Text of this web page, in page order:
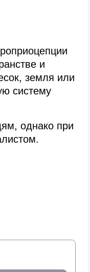
и
земля или
систему
однако при